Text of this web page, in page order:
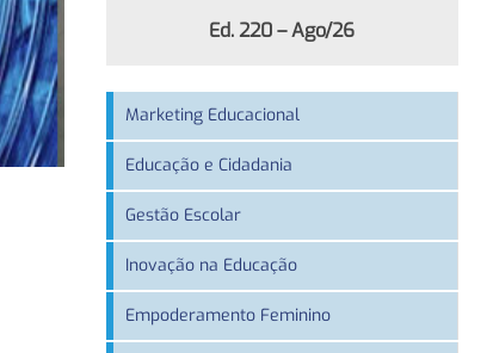
Ed. 220 – Ago/26
Marketing Educacional
Educação e Cidadania
Gestão Escolar
Inovação na Educação
Empoderamento Feminino